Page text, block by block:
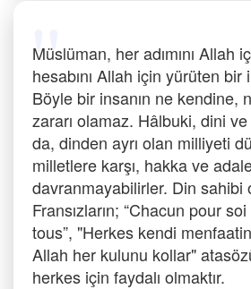
Müslüman, her adımını Allah
hesabını Allah için yürüten
Böyle bir insanın ne kendine,
zararı olamaz. Hâlbuki, dini ve
da, dinden ayrı olan milliyeti
milletlere karşı, hakka ve
davranmayabilirler. Din sahibi
Fransızların; “Chacun pour
tous”, "Herkes kendi
Allah her kulunu kollar"
herkes için faydalı olmaktır.